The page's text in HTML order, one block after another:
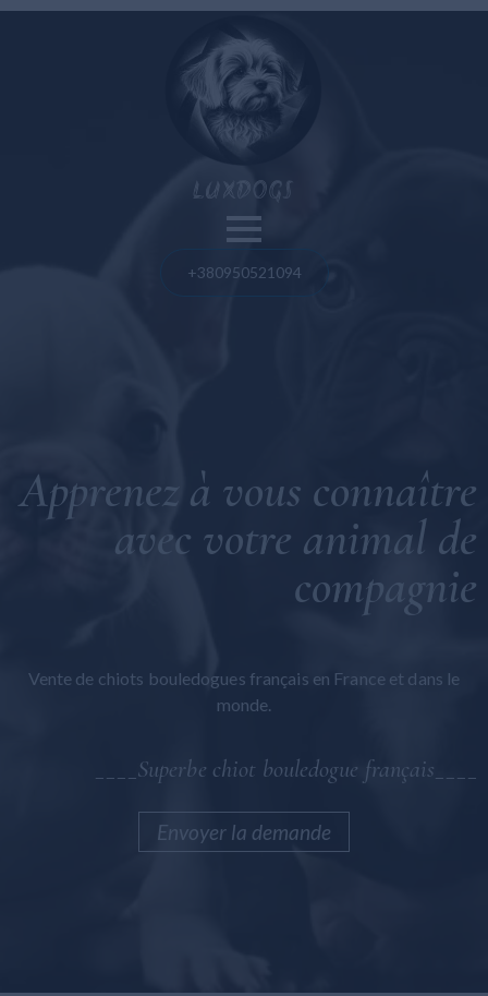
LUXDOGS
Bolognaise maltaise
+380950521094
Apprenez à vous connaître
avec votre animal de
compagnie
Vente de chiots bouledogues français en France et dans le
monde.
____Superbe chiot bouledogue français____
Envoyer la demande